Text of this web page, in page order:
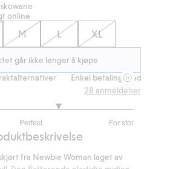
online
M L XL
går ikke lenger å kjøpe
Enkel betaling med Vipps &
Perfekt For stor
28 anmeldelser
fra Newbie Woman laget av